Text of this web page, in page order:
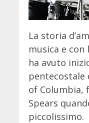
La storia
musica e
ha avuto
pentecostale
of Columbia,
Spears
piccolissimo.